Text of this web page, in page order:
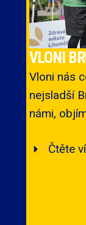
VLONI
Vloni nás
nejsladší
námi,
Čtěte